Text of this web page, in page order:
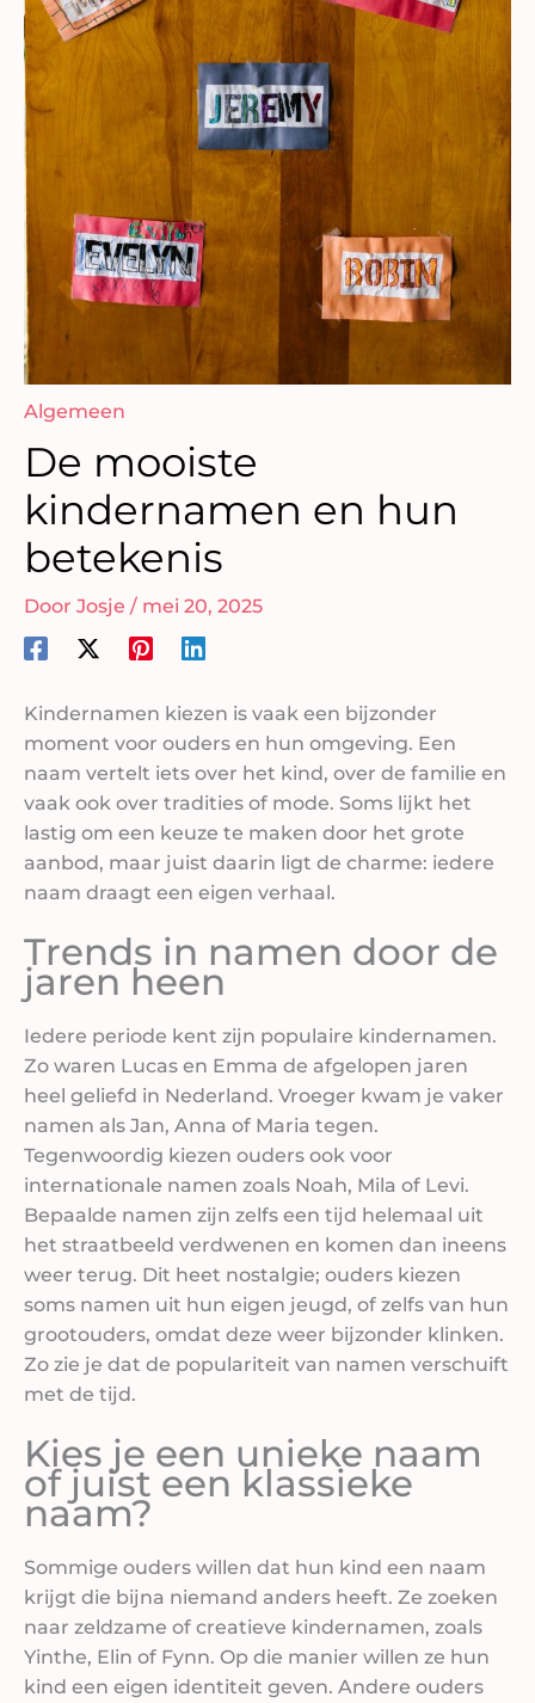
Algemeen
De mooiste
kindernamen en hun
betekenis
Door Josje / mei 20, 2025
Kindernamen kiezen is vaak een bijzonder
moment voor ouders en hun omgeving. Een
naam vertelt iets over het kind, over de familie en
vaak ook over tradities of mode. Soms lijkt het
lastig om een keuze te maken door het grote
aanbod, maar juist daarin ligt de charme: iedere
naam draagt een eigen verhaal.
Trends in namen door de
jaren heen
Iedere periode kent zijn populaire kindernamen.
Zo waren Lucas en Emma de afgelopen jaren
heel geliefd in Nederland. Vroeger kwam je vaker
namen als Jan, Anna of Maria tegen.
Tegenwoordig kiezen ouders ook voor
internationale namen zoals Noah, Mila of Levi.
Bepaalde namen zijn zelfs een tijd helemaal uit
het straatbeeld verdwenen en komen dan ineens
weer terug. Dit heet nostalgie; ouders kiezen
soms namen uit hun eigen jeugd, of zelfs van hun
grootouders, omdat deze weer bijzonder klinken.
Zo zie je dat de populariteit van namen verschuift
met de tijd.
Kies je een unieke naam
of juist een klassieke
naam?
Sommige ouders willen dat hun kind een naam
krijgt die bijna niemand anders heeft. Ze zoeken
naar zeldzame of creatieve kindernamen, zoals
Yinthe, Elin of Fynn. Op die manier willen ze hun
kind een eigen identiteit geven. Andere ouders